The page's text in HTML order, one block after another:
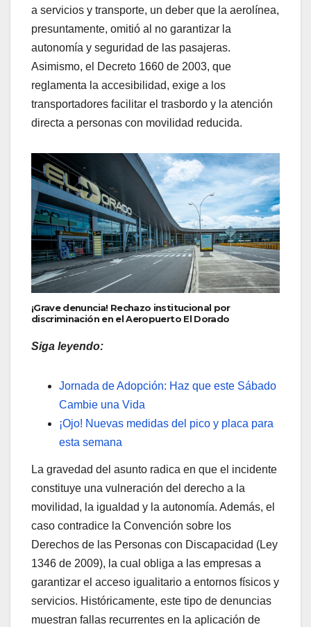
a servicios y transporte, un deber que la aerolínea,
presuntamente, omitió al no garantizar la
autonomía y seguridad de las pasajeras.
Asimismo, el Decreto 1660 de 2003, que
reglamenta la accesibilidad, exige a los
transportadores facilitar el trasbordo y la atención
directa a personas con movilidad reducida.
¡Grave denuncia! Rechazo institucional por
discriminación en el Aeropuerto El Dorado
Siga leyendo:
Jornada de Adopción: Haz que este Sábado
Cambie una Vida
¡Ojo! Nuevas medidas del pico y placa para
esta semana
La gravedad del asunto radica en que el incidente
constituye una vulneración del derecho a la
movilidad, la igualdad y la autonomía. Además, el
caso contradice la Convención sobre los
Derechos de las Personas con Discapacidad (Ley
1346 de 2009), la cual obliga a las empresas a
garantizar el acceso igualitario a entornos físicos y
servicios. Históricamente, este tipo de denuncias
muestran fallas recurrentes en la aplicación de